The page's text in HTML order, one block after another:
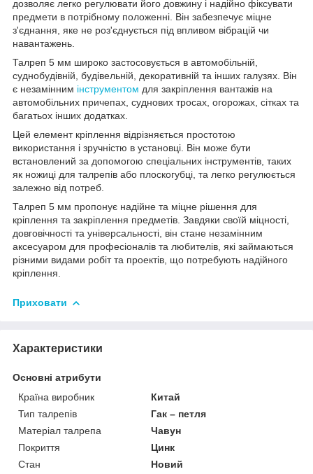
дозволяє легко регулювати його довжину і надійно фіксувати
предмети в потрібному положенні. Він забезпечує міцне
з'єднання, яке не роз'єднується під впливом вібрацій чи
навантажень.
Талреп 5 мм широко застосовується в автомобільній,
суднобудівній, будівельній, декоративній та інших галузях. Він
є незамінним інструментом для закріплення вантажів на
автомобільних причепах, суднових тросах, огорожах, сітках та
багатьох інших додатках.
Цей елемент кріплення відрізняється простотою
використання і зручністю в установці. Він може бути
встановлений за допомогою спеціальних інструментів, таких
як ножиці для талрепів або плоскогубці, та легко регулюється
залежно від потреб.
Талреп 5 мм пропонує надійне та міцне рішення для
кріплення та закріплення предметів. Завдяки своїй міцності,
довговічності та універсальності, він стане незамінним
аксесуаром для професіоналів та любителів, які займаються
різними видами робіт та проектів, що потребують надійного
кріплення.
Приховати
Характеристики
Основні атрибути
Країна виробник
Китай
Тип талрепів
Гак – петля
Матеріал талрепа
Чавун
Покриття
Цинк
Стан
Новий